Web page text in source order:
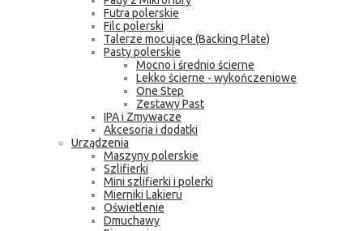
Futra polerskie
Filc polerski
Talerze mocujące (Backing Plate)
Pasty polerskie
Mocno i średnio ścierne
Lekko ścierne - wykończeniowe
One Step
Zestawy Past
IPA i Zmywacze
Akcesoria i dodatki
Urządzenia
Maszyny polerskie
Szlifierki
Mini szlifierki i polerki
Mierniki Lakieru
Oświetlenie
Dmuchawy